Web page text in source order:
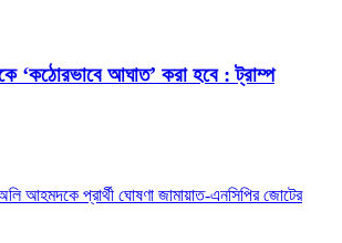
‘কঠোরভাবে আঘাত’ করা হবে : ট্রাম্প
অলি আহমদকে প্রার্থী ঘোষণা জামায়াত-এনসিপির জোটের